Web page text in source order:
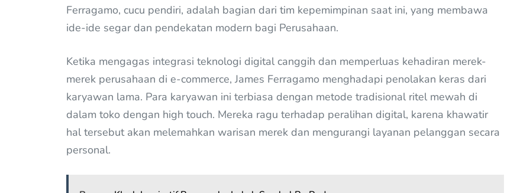
Ferragamo, cucu pendiri, adalah bagian dari tim kepemimpinan saat ini, yang membawa
ide-ide segar dan pendekatan modern bagi Perusahaan.
Ketika mengagas integrasi teknologi digital canggih dan memperluas kehadiran merek-
merek perusahaan di e-commerce, James Ferragamo menghadapi penolakan keras dari
karyawan lama. Para karyawan ini terbiasa dengan metode tradisional ritel mewah di
dalam toko dengan high touch. Mereka ragu terhadap peralihan digital, karena khawatir
hal tersebut akan melemahkan warisan merek dan mengurangi layanan pelanggan secara
personal.